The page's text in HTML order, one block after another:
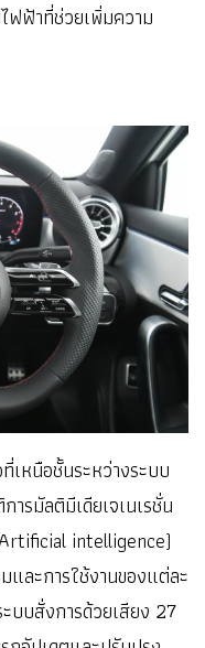
ฟฟ้าที่ช่วยเพิ่มความ
หนือชั้นระหว่างระบบ
รมัลติมีเดียเจเนเรชั่น
intelligence)
และการใช้งานของแต่ละ
บบสั่งการด้วยเสียง 27